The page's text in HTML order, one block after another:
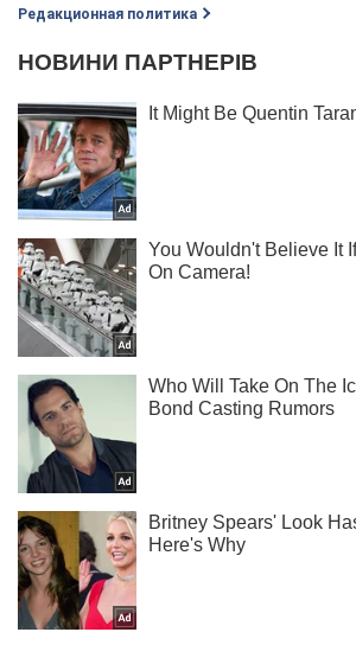
Редакционная политика